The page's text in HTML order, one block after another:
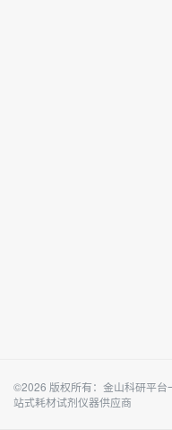
©2026 版权所有：金山科研平台
站式耗材试剂仪器供应商